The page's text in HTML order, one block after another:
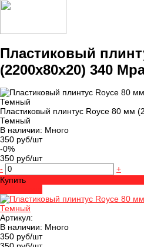
Пластиковый
(2200x80x20) 340
Пластиковый плинтус Royce 80 мм
Темный
В наличии: Много
350 руб/шт
-0%
350 руб/шт
-
+
Купить
Артикул:
В наличии: Много
350 руб/шт